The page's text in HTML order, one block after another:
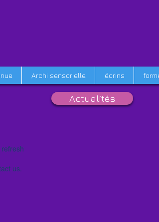
Archi sensorielle écrins
Actualités
us.